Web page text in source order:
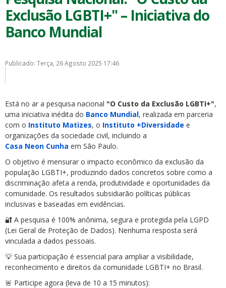
Exclusão LGBTI+" – Iniciativa do
Banco Mundial
Publicado: Terça, 26 Agosto 2025 17:46
Está no ar a pesquisa nacional "O Custo da Exclusão LGBTI+",
uma iniciativa inédita do Banco Mundial, realizada em parceria
com o Instituto Matizes, o Instituto +Diversidade e
organizações da sociedade civil, incluindo a
Casa Neon Cunha em São Paulo.
O objetivo é mensurar o impacto econômico da exclusão da
população LGBTI+, produzindo dados concretos sobre como a
discriminação afeta a renda, produtividade e oportunidades da
comunidade. Os resultados subsidiarão políticas públicas
inclusivas e baseadas em evidências.
🔐 A pesquisa é 100% anônima, segura e protegida pela LGPD
(Lei Geral de Proteção de Dados). Nenhuma resposta será
vinculada a dados pessoais.
💡 Sua participação é essencial para ampliar a visibilidade,
reconhecimento e direitos da comunidade LGBTI+ no Brasil.
🚨 Participe agora (leva de 10 a 15 minutos):